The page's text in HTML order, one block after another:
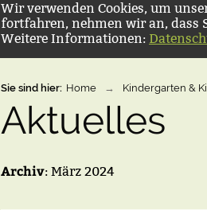
Wir verwenden Cookies, um
fortfahren, nehmen wir an, dass
Weitere Informationen:
Sie sind hier: Home → Kindergarten &
Aktuelles
Archiv: März 2024